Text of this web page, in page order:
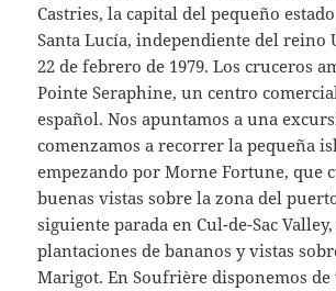
Castries, la capital del pequeño
Santa Lucía, independiente del reino
22 de febrero de 1979. Los cruceros
Pointe Seraphine, un centro
español. Nos apuntamos a una
comenzamos a recorrer la pequeña
empezando por Morne Fortune, que
buenas vistas sobre la zona del
siguiente parada en Cul-de-Sac
plantaciones de bananos y vistas
Marigot. En Soufrière disponemos